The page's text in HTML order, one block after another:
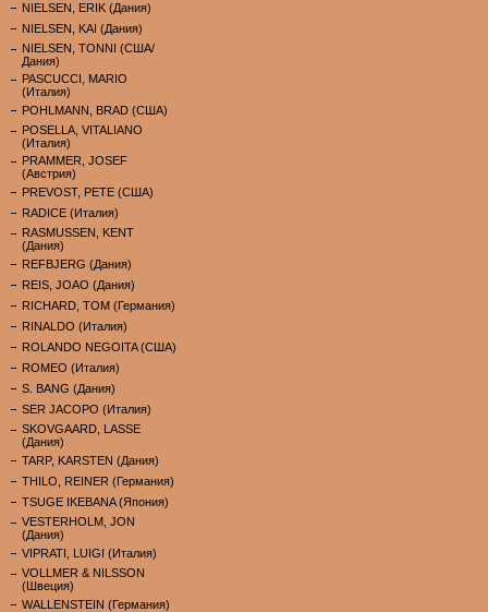
NIELSEN, ERIK (Дания)
NIELSEN, KAI (Дания)
NIELSEN, TONNI (США/
Дания)
PASCUCCI, MARIO
(Италия)
POHLMANN, BRAD (США)
POSELLA, VITALIANO
(Италия)
PRAMMER, JOSEF
(Австрия)
PREVOST, PETE (США)
RADICE (Италия)
RASMUSSEN, KENT
(Дания)
REFBJERG (Дания)
REIS, JOAO (Дания)
RICHARD, TOM (Германия)
RINALDO (Италия)
ROLANDO NEGOITA (США)
ROMEO (Италия)
S. BANG (Дания)
SER JACOPO (Италия)
SKOVGAARD, LASSE
(Дания)
TARP, KARSTEN (Дания)
THILO, REINER (Германия)
TSUGE IKEBANA (Япония)
VESTERHOLM, JON
(Дания)
VIPRATI, LUIGI (Италия)
VOLLMER & NILSSON
(Швеция)
WALLENSTEIN (Германия)